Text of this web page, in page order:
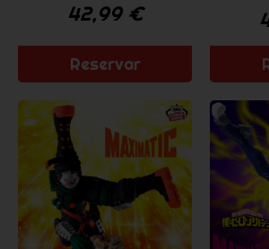
42,99 €
Reservar